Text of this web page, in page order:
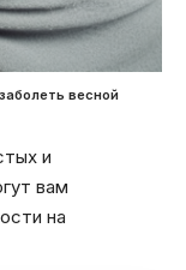
весной
и
вам
на